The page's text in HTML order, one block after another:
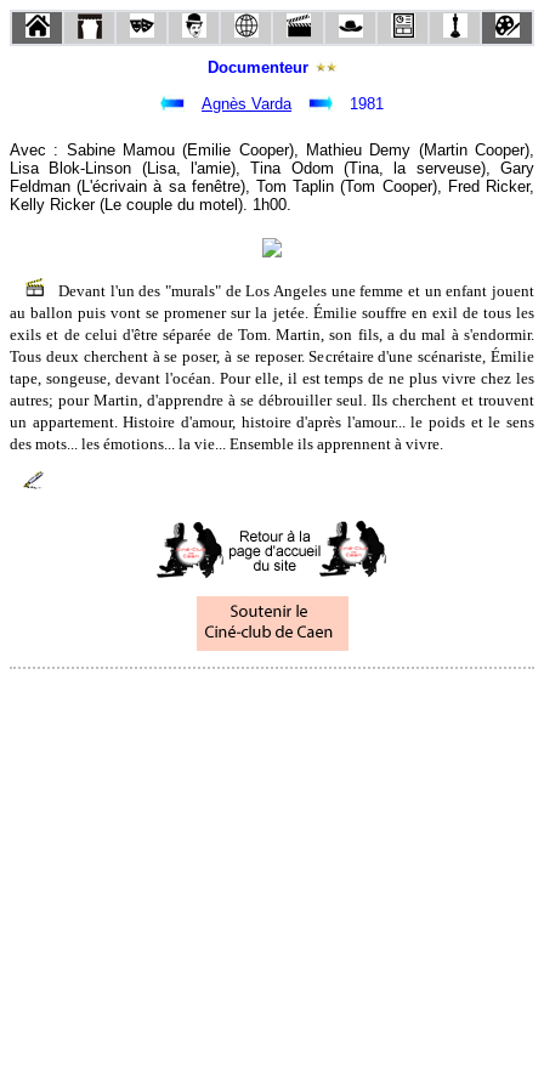
Documenteur
Agnès Varda
1981
Avec : Sabine Mamou (Emilie Cooper), Mathieu Demy (Martin Cooper),
Lisa Blok-Linson (Lisa, l'amie), Tina Odom (Tina, la serveuse), Gary
Feldman (L'écrivain à sa fenêtre), Tom Taplin (Tom Cooper), Fred Ricker,
Kelly Ricker (Le couple du motel). 1h00.
Devant l'un des "murals" de Los Angeles une femme et un enfant jouent
au ballon puis vont se promener sur la jetée. Émilie souffre en exil de tous les
exils et de celui d'être séparée de Tom. Martin, son fils, a du mal à s'endormir.
Tous deux cherchent à se poser, à se reposer. Secrétaire d'une scénariste, Émilie
tape, songeuse, devant l'océan. Pour elle, il est temps de ne plus vivre chez les
autres; pour Martin, d'apprendre à se débrouiller seul. Ils cherchent et trouvent
un appartement. Histoire d'amour, histoire d'après l'amour... le poids et le sens
des mots... les émotions... la vie... Ensemble ils apprennent à vivre.